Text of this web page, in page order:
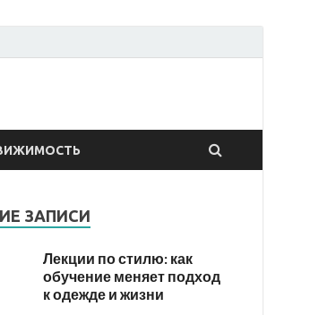
ЗАПИСИ
Лекции по стилю: как
обучение меняет подход
к одежде и жизни